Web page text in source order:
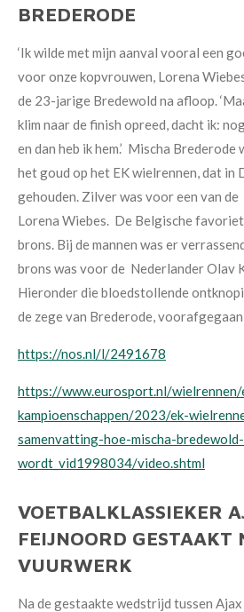
BREDERODE
‘Ik wilde met mijn aanval vooral een
voor onze kopvrouwen, Lorena
de 23-jarige Bredewold na afloop.
klim naar de finish opreed, dacht ik:
en dan heb ik hem.’ Mischa Brederode
het goud op het EK wielrennen, dat in
gehouden. Zilver was voor een van
Lorena Wiebes. De Belgische
brons. Bij de mannen was er
brons was voor de Nederlander Olav
Hieronder die bloedstollende
de zege van Brederode,
https://nos.nl/l/2491678
https://www.eurosport.nl/wielrennen/
kampioenschappen/2023/ek-
samenvatting-hoe-mischa-
wordt_vid1998034/video.shtml
VOETBALKLASSIEKER
FEIJNOORD GESTAAKT
VUURWERK
Na de gestaakte wedstrijd tussen Ajax